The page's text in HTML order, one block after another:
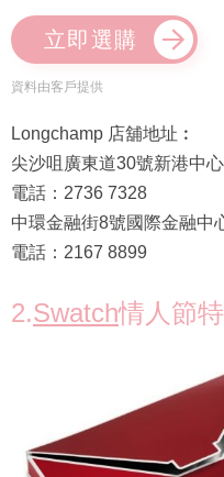
立即選購
資料由客戶提供
Longchamp 店舖地址︰
尖沙咀廣東道30號新港中
電話：2736 7328
中環金融街8號國際金融中
電話：2167 8899
2.Swatch情人節